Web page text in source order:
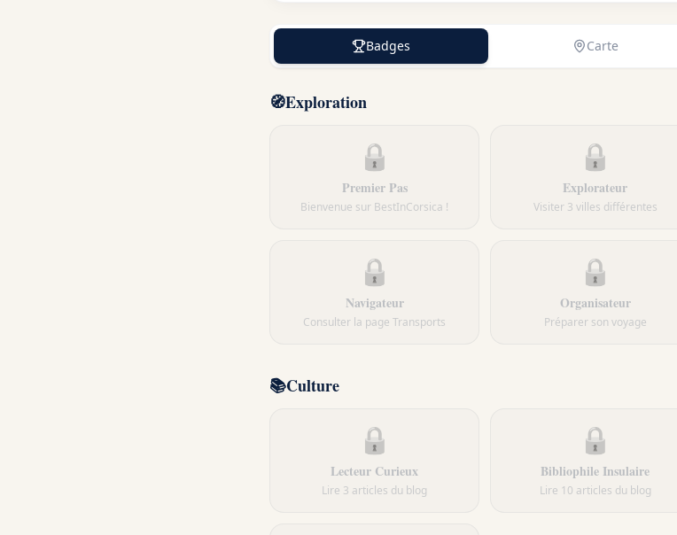
Badges Carte
🧭Exploration
🔒
Premier Pas
Bienvenue sur BestInCorsica !
🔒
Explorateur
Visiter 3 villes différentes
🔒
Navigateur
Consulter la page Transports
🔒
Organisateur
Préparer son voyage
📚Culture
🔒
Lecteur Curieux
Lire 3 articles du blog
🔒
Bibliophile Insulaire
Lire 10 articles du blog